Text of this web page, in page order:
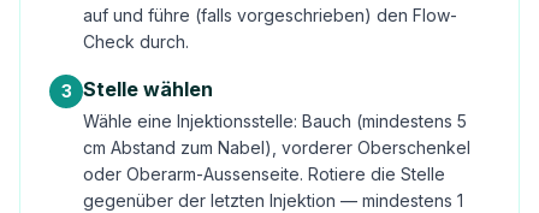
auf und führe (falls vorgeschrieben) den Flow-
Check durch.
3 Stelle wählen
Wähle eine Injektionsstelle: Bauch (mindestens 5
cm Abstand zum Nabel), vorderer Oberschenkel
oder Oberarm-Aussenseite. Rotiere die Stelle
gegenüber der letzten Injektion — mindestens 1